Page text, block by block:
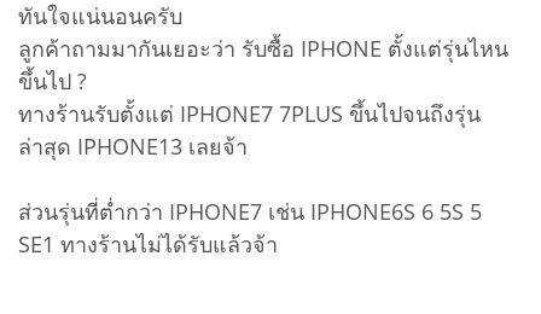
ทันใจแน่นอนครับ
ลูกค้าถามมากันเยอะว่า รับซื้อ IPHONE ตั้งแต่รุ่นไหน
ขึ้นไป ?
ทางร้านรับตั้งแต่ IPHONE7 7PLUS ขึ้นไปจนถึงรุ่น
ล่าสุด IPHONE13 เลยจ้า
ส่วนรุ่นที่ต่ำกว่า IPHONE7 เช่น IPHONE6S 6 5S 5
SE1 ทางร้านไม่ได้รับแล้วจ้า